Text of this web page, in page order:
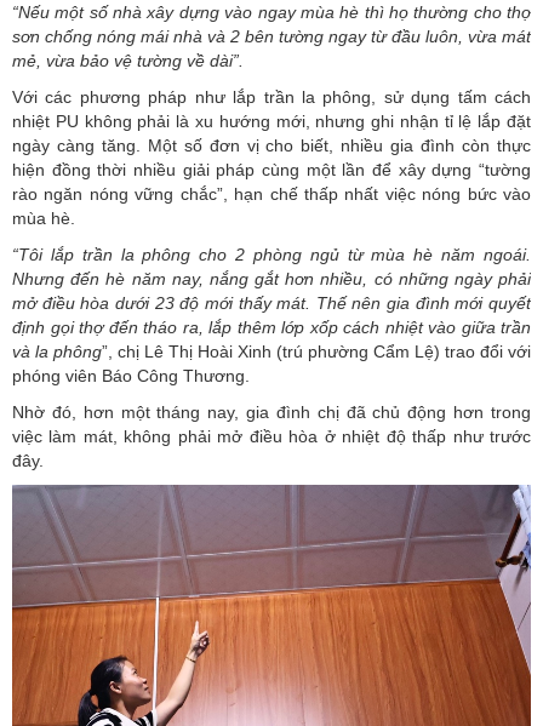
“Nếu một số nhà xây dựng vào ngay mùa hè thì họ thường cho thợ
sơn chống nóng mái nhà và 2 bên tường ngay từ đầu luôn, vừa mát
mẻ, vừa bảo vệ tường về dài”.
Với các phương pháp như lắp trần la phông, sử dụng tấm cách
nhiệt PU không phải là xu hướng mới, nhưng ghi nhận tỉ lệ lắp đặt
ngày càng tăng. Một số đơn vị cho biết, nhiều gia đình còn thực
hiện đồng thời nhiều giải pháp cùng một lần để xây dựng “tường
rào ngăn nóng vững chắc”, hạn chế thấp nhất việc nóng bức vào
mùa hè.
“Tôi lắp trần la phông cho 2 phòng ngủ từ mùa hè năm ngoái.
Nhưng đến hè năm nay, nắng gắt hơn nhiều, có những ngày phải
mở điều hòa dưới 23 độ mới thấy mát. Thế nên gia đình mới quyết
định gọi thợ đến tháo ra, lắp thêm lớp xốp cách nhiệt vào giữa trần
và la phông”, chị Lê Thị Hoài Xinh (trú phường Cẩm Lệ) trao đổi với
phóng viên Báo Công Thương.
Nhờ đó, hơn một tháng nay, gia đình chị đã chủ động hơn trong
việc làm mát, không phải mở điều hòa ở nhiệt độ thấp như trước
đây.